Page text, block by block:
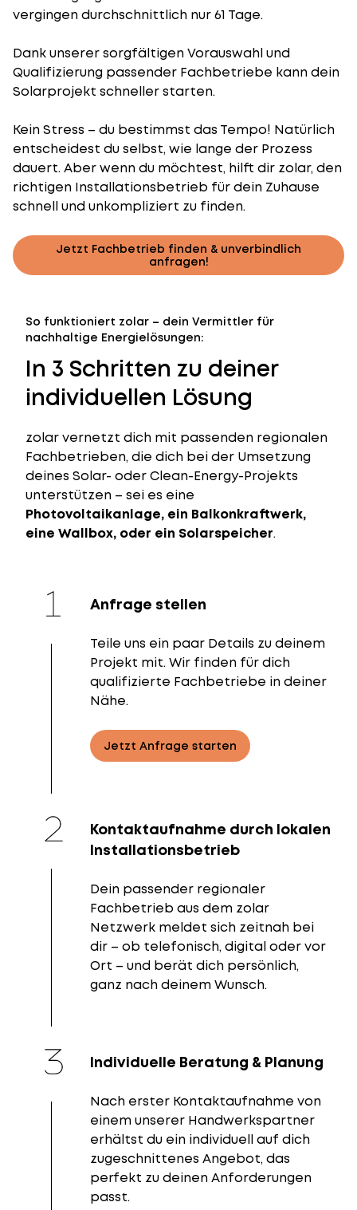
vergingen durchschnittlich nur 61 Tage.
Dank unserer sorgfältigen Vorauswahl und
Qualifizierung passender Fachbetriebe kann dein
Solarprojekt schneller starten.
Kein Stress – du bestimmst das Tempo! Natürlich
entscheidest du selbst, wie lange der Prozess
dauert. Aber wenn du möchtest, hilft dir zolar, den
richtigen Installationsbetrieb für dein Zuhause
schnell und unkompliziert zu finden.
Jetzt Fachbetrieb finden & unverbindlich
anfragen!
So funktioniert zolar – dein Vermittler für
nachhaltige Energielösungen:
In 3 Schritten zu deiner
individuellen Lösung
zolar vernetzt dich mit passenden regionalen
Fachbetrieben, die dich bei der Umsetzung
deines Solar- oder Clean-Energy-Projekts
unterstützen – sei es eine
Photovoltaikanlage, ein Balkonkraftwerk,
eine Wallbox, oder ein Solarspeicher.
Anfrage stellen
Teile uns ein paar Details zu deinem
Projekt mit. Wir finden für dich
qualifizierte Fachbetriebe in deiner
Nähe.
Jetzt Anfrage starten
Kontaktaufnahme durch lokalen
Installationsbetrieb
Dein passender regionaler
Fachbetrieb aus dem zolar
Netzwerk meldet sich zeitnah bei
dir – ob telefonisch, digital oder vor
Ort – und berät dich persönlich,
ganz nach deinem Wunsch.
Individuelle Beratung & Planung
Nach erster Kontaktaufnahme von
einem unserer Handwerkspartner
erhältst du ein individuell auf dich
zugeschnittenes Angebot, das
perfekt zu deinen Anforderungen
passt.